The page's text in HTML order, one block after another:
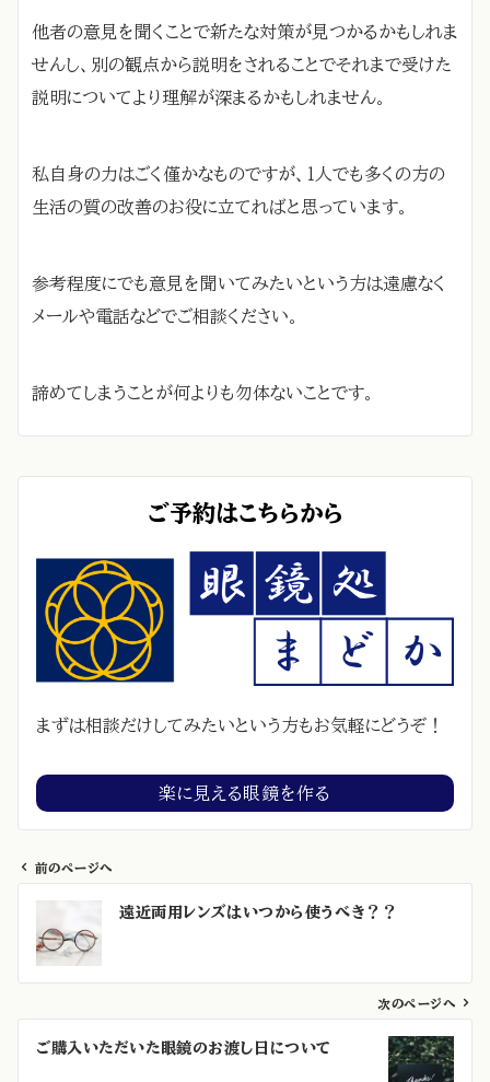
他者の意見を聞くことで新たな対策が見つかるかもしれま
せんし、別の観点から説明をされることでそれまで受けた
説明についてより理解が深まるかもしれません。
私自身の力はごく僅かなものですが、1人でも多くの方の
生活の質の改善のお役に立てればと思っています。
参考程度にでも意見を聞いてみたいという方は遠慮なく
メールや電話などでご相談ください。
諦めてしまうことが何よりも勿体ないことです。
ご予約はこちらから
まずは相談だけしてみたいという方もお気軽にどうぞ！
楽に見える眼鏡を作る
前のページへ
遠近両用レンズはいつから使うべき？？
次のページへ
ご購入いただいた眼鏡のお渡し日について